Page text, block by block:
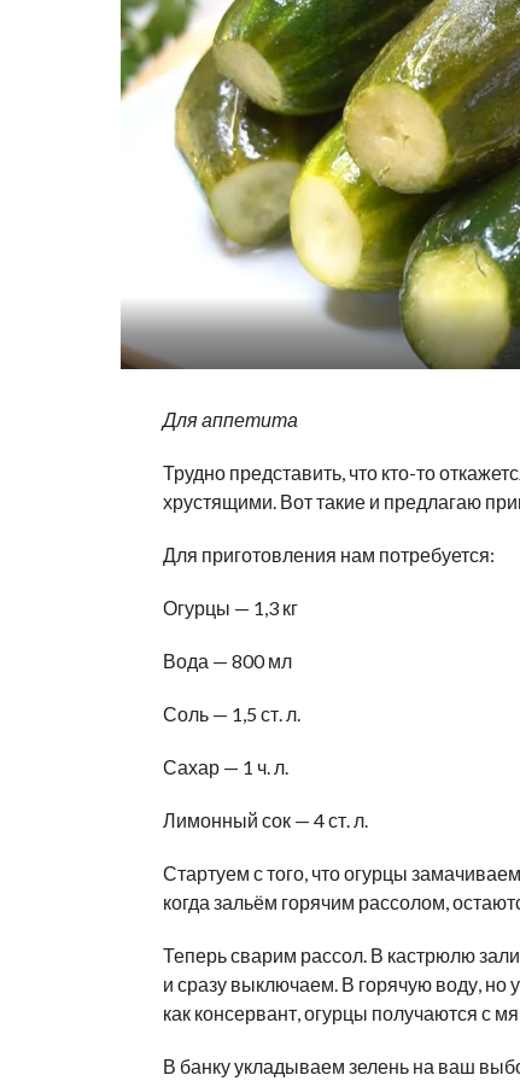
Для аппетита
Трудно представить, что кто-то
хрустящими. Вот такие и предлагаю
Для приготовления нам потребуется:
Огурцы — 1,3 кг
Вода — 800 мл
Соль — 1,5 ст. л.
Сахар — 1 ч. л.
Лимонный сок — 4 ст. л.
Стартуем с того, что огурцы
когда зальём горячим рассолом,
Теперь сварим рассол. В кастрюлю
и сразу выключаем. В горячую воду,
как консервант, огурцы получаются с
В банку укладываем зелень на ваш